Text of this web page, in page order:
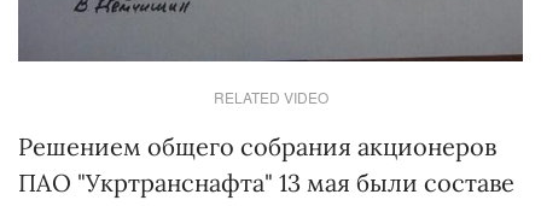
RELATED VIDEO
Решением общего собрания акционеров
ПАО "Укртранснафта" 13 мая были составе